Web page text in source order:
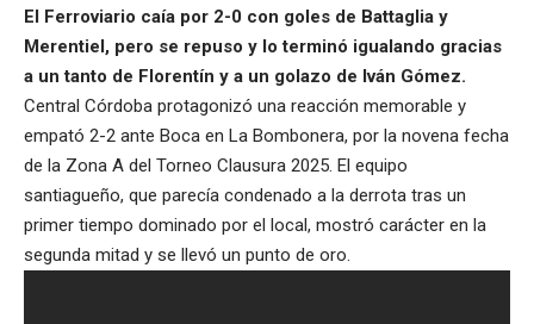
El Ferroviario caía por 2-0 con goles de Battaglia y
Merentiel, pero se repuso y lo terminó igualando gracias
a un tanto de Florentín y a un golazo de Iván Gómez.
Central Córdoba protagonizó una reacción memorable y
empató 2-2 ante Boca en La Bombonera, por la novena fecha
de la Zona A del Torneo Clausura 2025. El equipo
santiagueño, que parecía condenado a la derrota tras un
primer tiempo dominado por el local, mostró carácter en la
segunda mitad y se llevó un punto de oro.